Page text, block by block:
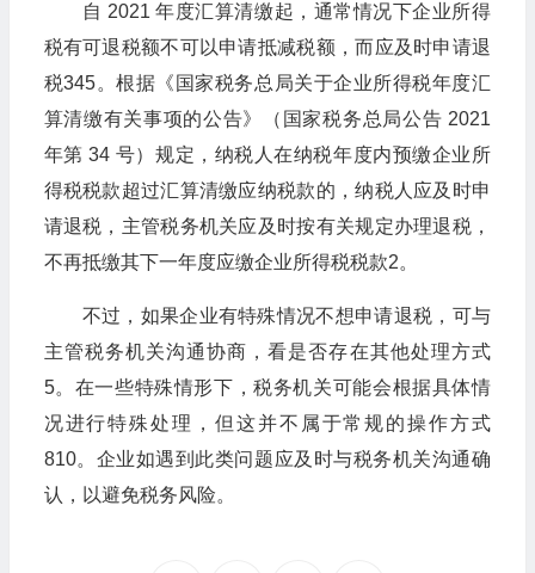
自 2021 年度汇算清缴起，通常情况下企业所得
税有可退税额不可以申请抵减税额，而应及时申请退
税345。根据《国家税务总局关于企业所得税年度汇
算清缴有关事项的公告》（国家税务总局公告 2021
年第 34 号）规定，纳税人在纳税年度内预缴企业所
得税税款超过汇算清缴应纳税款的，纳税人应及时申
请退税，主管税务机关应及时按有关规定办理退税，
不再抵缴其下一年度应缴企业所得税税款2。
不过，如果企业有特殊情况不想申请退税，可与
主管税务机关沟通协商，看是否存在其他处理方式
5。在一些特殊情形下，税务机关可能会根据具体情
况进行特殊处理，但这并不属于常规的操作方式
810。企业如遇到此类问题应及时与税务机关沟通确
认，以避免税务风险。